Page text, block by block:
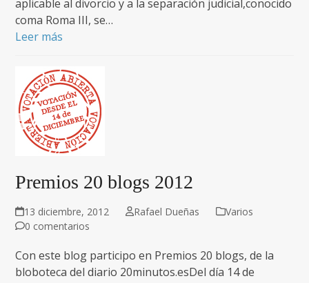
aplicable al divorcio y a la separación judicial,conocido
coma Roma III, se…
Leer más
Premios 20 blogs 2012
13 diciembre, 2012 Rafael Dueñas
Varios
0 comentarios
Con este blog participo en Premios 20 blogs, de la
bloboteca del diario 20minutos.esDel día 14 de